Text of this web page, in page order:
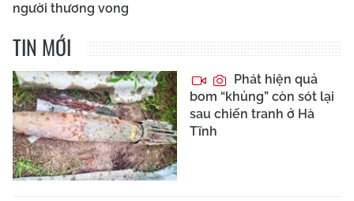
người thương vong
TIN MỚI
Phát hiện quả
bom “khủng” còn sót lại
sau chiến tranh ở Hà
Tĩnh